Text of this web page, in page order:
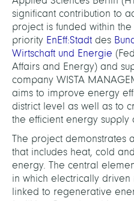
significant contribution to
project is funded within
priority EnEff:Stadt des
Wirtschaft und Energie
Affairs and Energy) and
company WISTA
aims to improve energy
district level as well as to
the efficient energy
The project demonstrates a
that includes heat, cold
energy. The central
in which electrically
linked to regenerative